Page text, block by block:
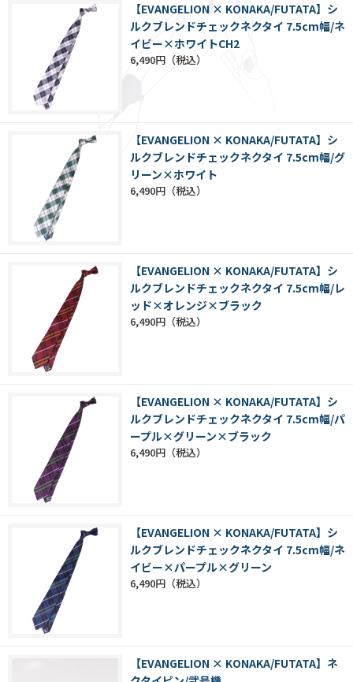
【EVANGELION × KONAKA/FUTATA】シ
ルクブレンドチェックネクタイ 7.5cm幅/ネ
イビー×ホワイトCH2
6,490円
【EVANGELION × KONAKA/FUTATA】シ
ルクブレンドチェックネクタイ 7.5cm幅/グ
リーン×ホワイト
6,490円
【EVANGELION × KONAKA/FUTATA】シ
ルクブレンドチェックネクタイ 7.5cm幅/レ
ッド×オレンジ×ブラック
6,490円
【EVANGELION × KONAKA/FUTATA】シ
ルクブレンドチェックネクタイ 7.5cm幅/パ
ープル×グリーン×ブラック
6,490円
【EVANGELION × KONAKA/FUTATA】シ
ルクブレンドチェックネクタイ 7.5cm幅/ネ
イビー×パープル×グリーン
6,490円
【EVANGELION × KONAKA/FUTATA】ネ